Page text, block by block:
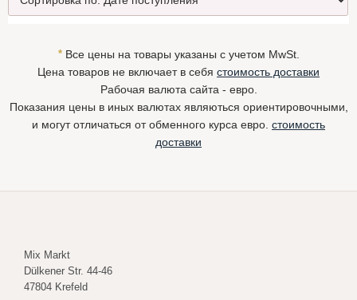
*Все цены на товары указаны с учетом MwSt.
Цена товаров не включает в себя стоимость доставки
Рабочая валюта сайта - евро.
Показания цены в иных валютах являються ориентировочными,
и могут отличаться от обменного курса евро. стоимость
доставки
Mix Markt
Dülkener Str. 44-46
47804 Krefeld